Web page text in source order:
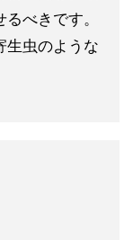
べきです。
生虫のような